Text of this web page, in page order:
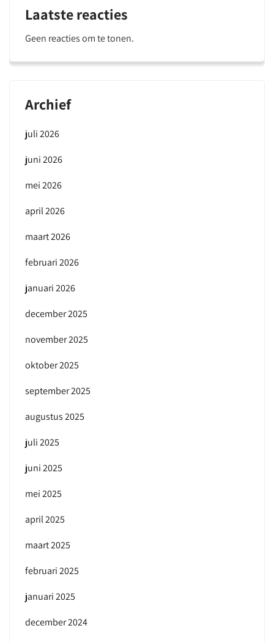
Laatste reacties
Geen reacties om te tonen.
Archief
juli 2026
juni 2026
mei 2026
april 2026
maart 2026
februari 2026
januari 2026
december 2025
november 2025
oktober 2025
september 2025
augustus 2025
juli 2025
juni 2025
mei 2025
april 2025
maart 2025
februari 2025
januari 2025
december 2024